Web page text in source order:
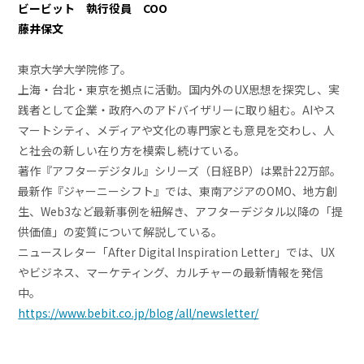
ビービット 執行役員 COO
藤井保文
東京大学大学院修了。
上海・台北・東京を拠点に活動。国内外のUX思想を探究し、実
践者として企業・政府へのアドバイザリーに取り組む。AIやス
マートシティ、メディアや文化の専門家とも意見を交わし、人
と社会の新しい在り方を模索し続けている。
著作『アフターデジタル』シリーズ（日経BP）は累計22万部。
最新作『ジャーニーシフト』では、東南アジアのOMO、地方創
生、Web3など最新事例を紐解き、アフターデジタル以降の「提
供価値」の変質について解説している。
ニュースレター「After Digital Inspiration Letter」では、UX
やビジネス、マーケティング、カルチャーの最新情報を発信
中。
https://www.bebit.co.jp/blog/all/newsletter/